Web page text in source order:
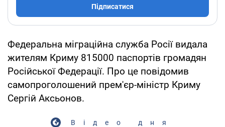
Підписатися
Федеральна міграційна служба Росії видала
жителям Криму 815000 паспортів громадян
Російської Федерації. Про це повідомив
самопроголошений прем'єр-міністр Криму
Сергій Аксьонов.
Відео дня